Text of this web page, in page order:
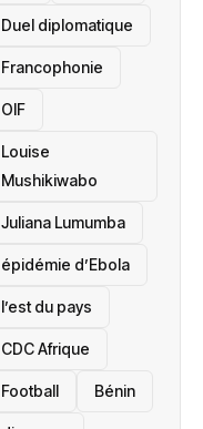
Duel diplomatique
Francophonie
OIF
Louise
Mushikiwabo
Juliana Lumumba
épidémie d’Ebola
l’est du pays
CDC Afrique
Football Bénin